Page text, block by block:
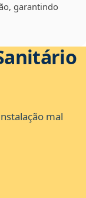
garantindo
mal